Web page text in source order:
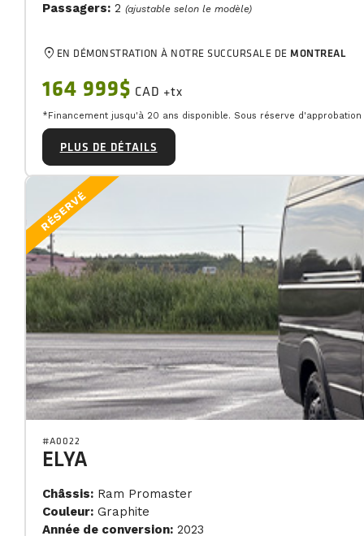
Passagers:2 (ajustable selon le modèle)
location_on EN DÉMONSTRATION À NOTRE SUCCURSALE DE MONTREAL
164 999$ CAD +tx
*Financement jusqu'à 20 ans disponible. Sous réserve
PLUS DE DÉTAILS
RÉSERVÉ
#A0022
ELYA
Châssis:Ram Promaster
Couleur:Graphite
Année de conversion:2023